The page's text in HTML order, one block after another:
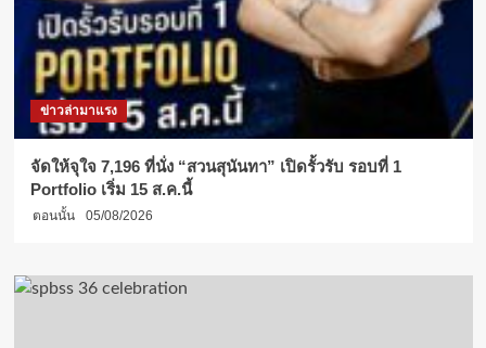
ข่าวล่ามาแรง
จัดให้จุใจ 7,196 ที่นั่ง “สวนสุนันทา” เปิดรั้วรับ รอบที่ 1
Portfolio เริ่ม 15 ส.ค.นี้
ตอนนั้น 05/08/2026